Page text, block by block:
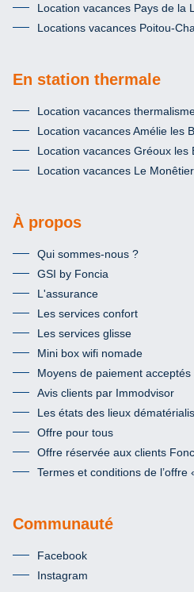
Location vacances Pays de la
Locations vacances Poitou-
En station thermale
Location vacances
Location vacances Amélie les
Location vacances Gréoux les
Location vacances Le
À propos
Qui sommes-nous ?
GSI by Foncia
L'assurance
Les services confort
Les services glisse
Mini box wifi nomade
Moyens de paiement acceptés
Avis clients par Immodvisor
Les états des lieux
Offre pour tous
Offre réservée aux clients
Termes et conditions de
Communauté
Facebook
Instagram